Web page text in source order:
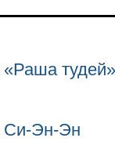
тудей»
Си-Эн-Эн